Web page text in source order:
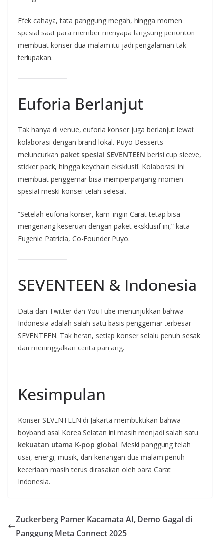
Efek cahaya, tata panggung megah, hingga momen
spesial saat para member menyapa langsung penonton
membuat konser dua malam itu jadi pengalaman tak
terlupakan.
Euforia Berlanjut
Tak hanya di venue, euforia konser juga berlanjut lewat
kolaborasi dengan brand lokal. Puyo Desserts
meluncurkan paket spesial SEVENTEEN berisi cup sleeve,
sticker pack, hingga keychain eksklusif. Kolaborasi ini
membuat penggemar bisa memperpanjang momen
spesial meski konser telah selesai.
“Setelah euforia konser, kami ingin Carat tetap bisa
mengenang keseruan dengan paket eksklusif ini,” kata
Eugenie Patricia, Co-Founder Puyo.
SEVENTEEN & Indonesia
Data dari Twitter dan YouTube menunjukkan bahwa
Indonesia adalah salah satu basis penggemar terbesar
SEVENTEEN. Tak heran, setiap konser selalu penuh sesak
dan meninggalkan cerita panjang.
Kesimpulan
Konser SEVENTEEN di Jakarta membuktikan bahwa
boyband asal Korea Selatan ini masih menjadi salah satu
kekuatan utama K-pop global. Meski panggung telah
usai, energi, musik, dan kenangan dua malam penuh
keceriaan masih terus dirasakan oleh para Carat
Indonesia.
Zuckerberg Pamer Kacamata AI, Demo Gagal di
Panggung Meta Connect 2025